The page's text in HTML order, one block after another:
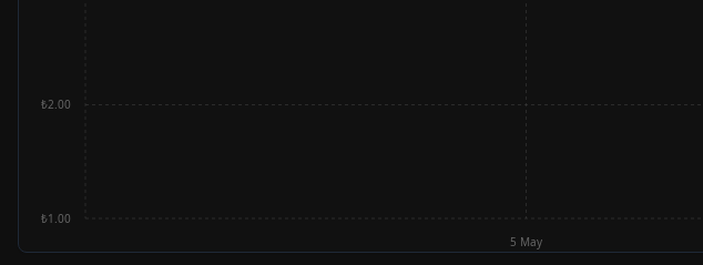
5 May
₺1.00
₺2.00